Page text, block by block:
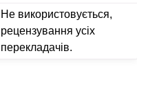
Не використовується,
рецензування усіх
перекладачів.